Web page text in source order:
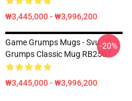
₩3,445,000 - ₩3,996,200
Game Grumps Mugs - Svu
Grumps Classic Mug RB2507
₩3,445,000 - ₩3,996,200
-20%